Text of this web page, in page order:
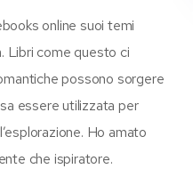
online suoi temi
Libri come questo ci
possono sorgere
essere utilizzata per
Ho amato
che ispiratore.